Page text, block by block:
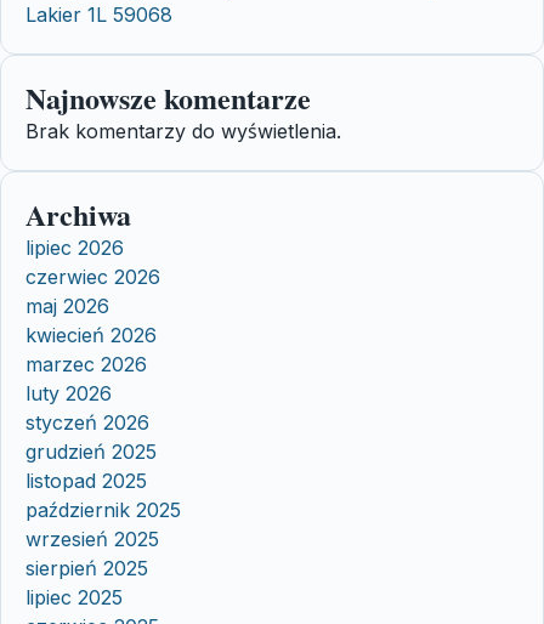
Lakier 1L 59068
Najnowsze komentarze
Brak komentarzy do wyświetlenia.
Archiwa
lipiec 2026
czerwiec 2026
maj 2026
kwiecień 2026
marzec 2026
luty 2026
styczeń 2026
grudzień 2025
listopad 2025
październik 2025
wrzesień 2025
sierpień 2025
lipiec 2025